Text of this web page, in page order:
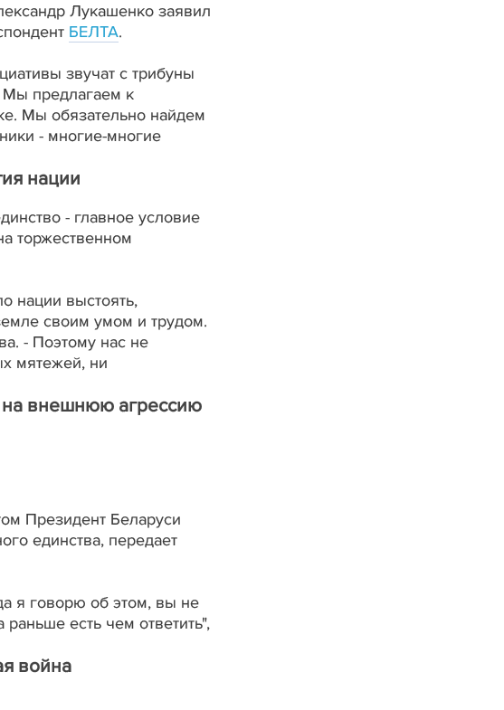
Лукашенко заявил
БЕЛТА.
звучат с трибуны
предлагаем к
Мы обязательно найдем
- многие-многие
нации
- главное условие
торжественном
нации выстоять,
своим умом и трудом.
- Поэтому нас не
мятежей, ни
на внешнюю агрессию
Президент Беларуси
единства, передает
я говорю об этом, вы не
есть чем ответить",
война